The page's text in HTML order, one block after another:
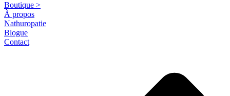
Boutique >
À propos
Nathuropatie
Blogue
Contact